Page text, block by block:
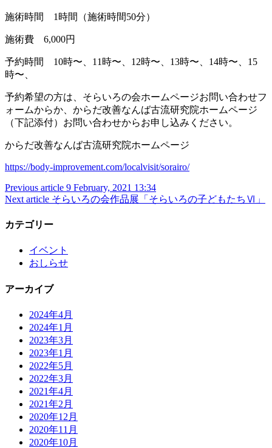
施術時間 1時間（施術時間50分）
施術費 6,000円
予約時間 10時〜、11時〜、12時〜、13時〜、14時〜、15
時〜、
予約希望の方は、そらいろの会ホームページお問い合わせフ
ォームからか、からだ改善なんば古流研究院ホームページ
（下記添付）お問い合わせからお申し込みください。
からだ改善なんば古流研究院ホームページ
https://body-improvement.com/localvisit/sorairo/
投
ナ
ー
Previous article 9 February, 2021 13:34
Next article そらいろの会作品展「そらいろの子どもたちⅥ」
カテゴリー
イベント
おしらせ
アーカイブ
2024年4月
2024年1月
2023年3月
2023年1月
2022年5月
2022年3月
2021年4月
2021年2月
2020年12月
2020年11月
2020年10月